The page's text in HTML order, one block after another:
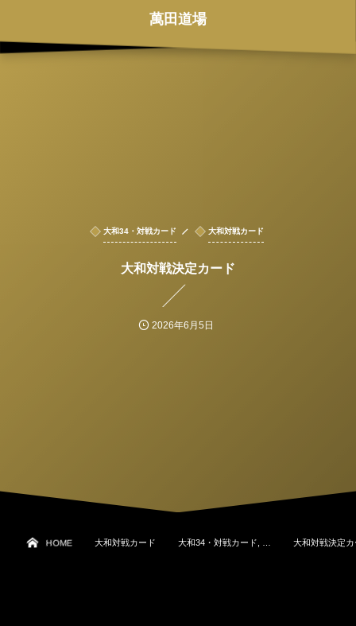
萬田道場
大和34・対戦カード 大和対戦カード
大和対戦決定カード
2026年6月5日
HOME 大和対戦カード 大和34・対戦カード, … 大和対戦決定